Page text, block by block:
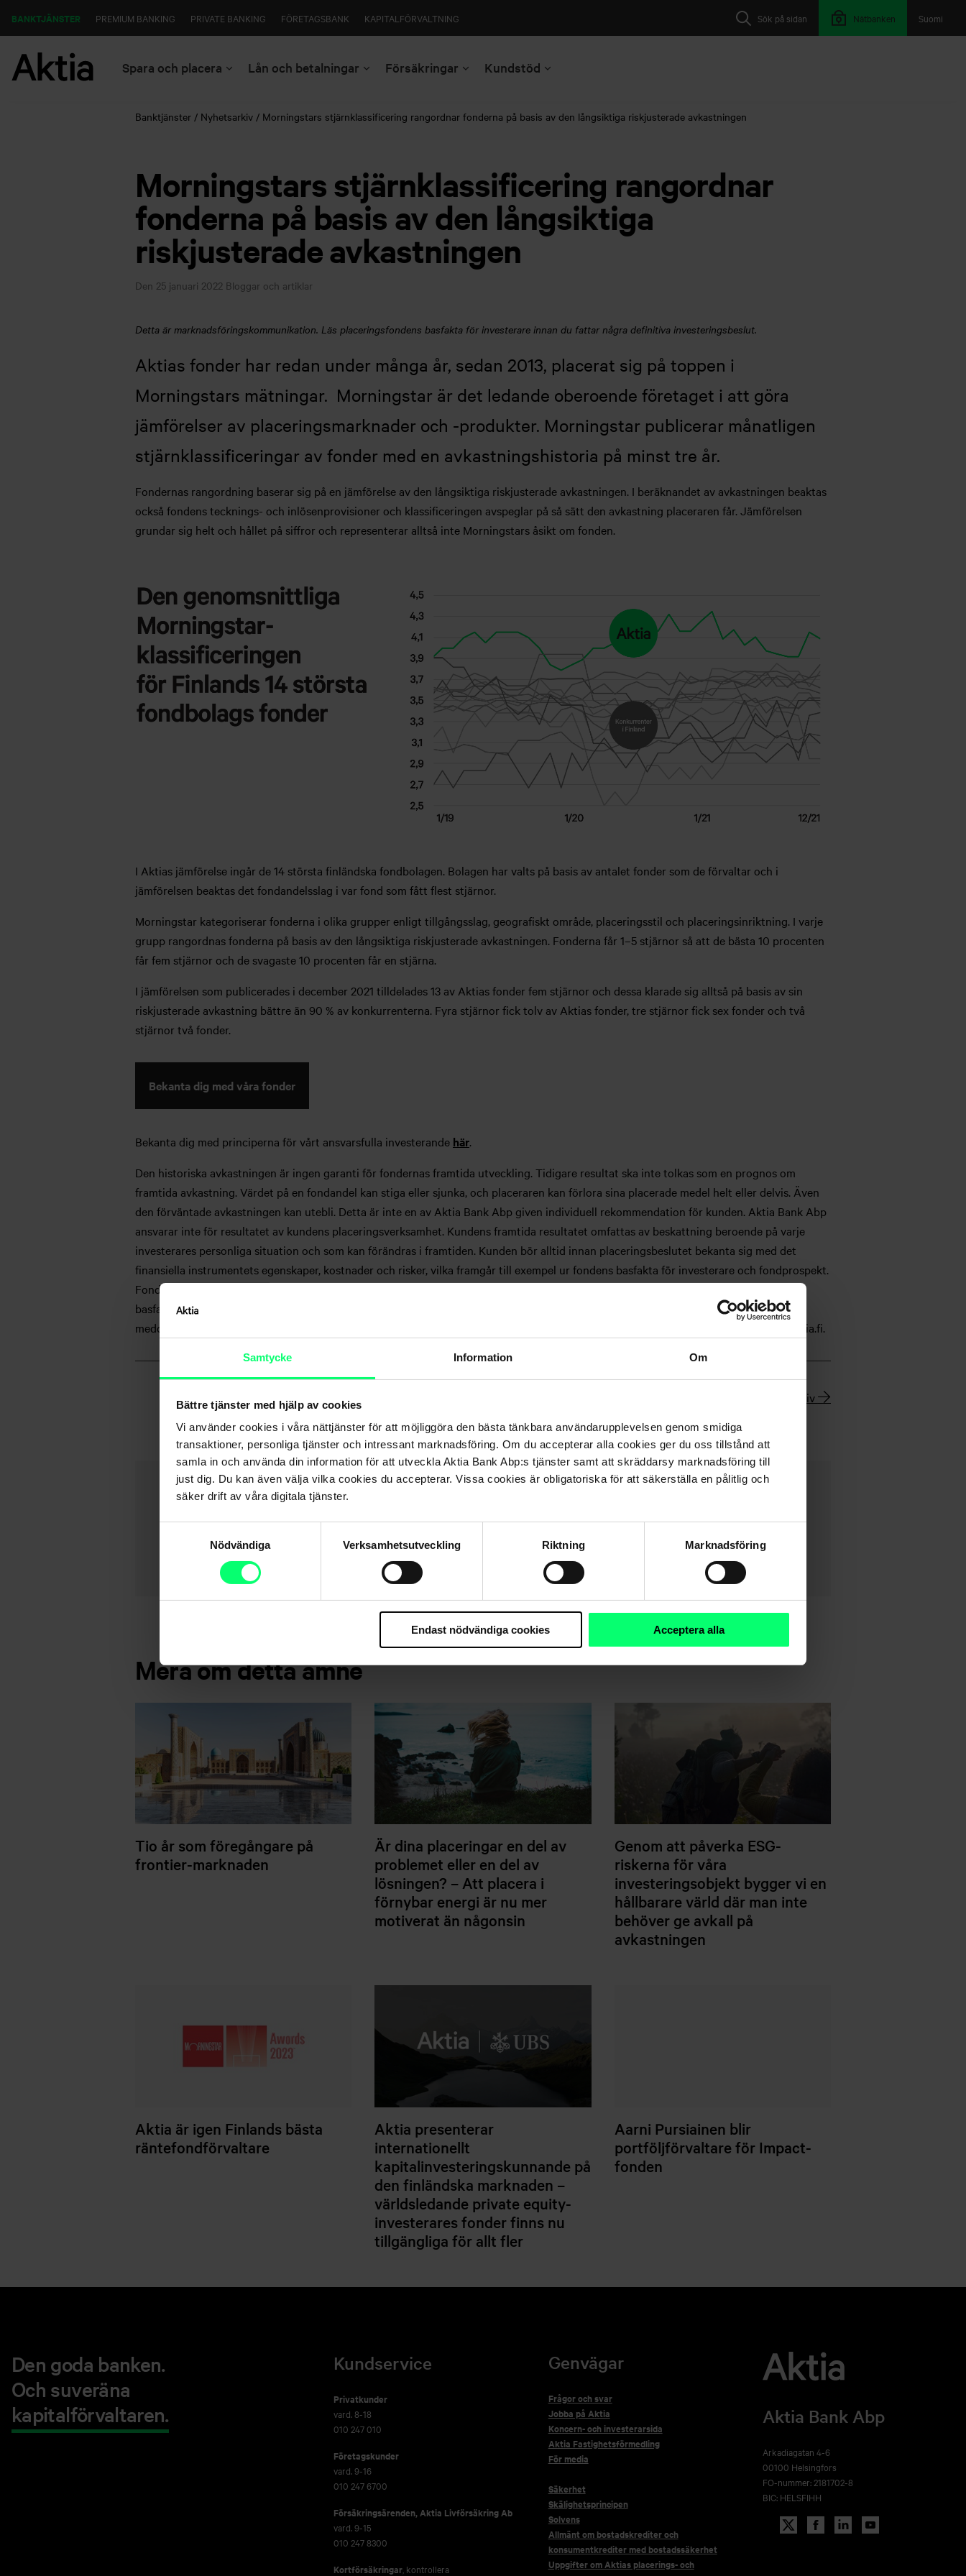
Samtycke Information Om
Bättre tjänster med hjälp av cookies
Vi använder cookies i våra nättjänster för att möjliggöra den bästa tänkbara användarupplevelsen genom smidiga
transaktioner, personliga tjänster och intressant marknadsföring. Om du accepterar alla cookies ger du oss tillstånd att
samla in och använda din information för att utveckla Aktia Bank Abp:s tjänster samt att skräddarsy marknadsföring till
just dig. Du kan även välja vilka cookies du accepterar. Vissa cookies är obligatoriska för att säkerställa en pålitlig och
säker drift av våra digitala tjänster.
Nödvändiga
Verksamhetsutveckling Riktning Marknadsföring
Endast nödvändiga cookies Acceptera alla
Suomi
Sök på sidan Nätbanken
BANKTJÄNSTER PREMIUM BANKING PRIVATE BANKING FÖRETAGSBANK KAPITALFÖRVALTNING
Spara och placera Lån och betalningar Försäkringar Kundstöd
Banktjänster Nyhetsarkiv Morningstars stjärnklassificering rangordnar fonderna på basis av den långsiktiga riskjusterade avkastningen
Morningstars stjärnklassificering rangordnar
fonderna på basis av den långsiktiga
riskjusterade avkastningen
Den 25 januari 2022 Bloggar och artiklar
Detta är marknadsföringskommunikation. Läs placeringsfondens basfakta för investerare innan du fattar några definitiva investeringsbeslut.
Aktias fonder har redan under många år, sedan 2013, placerat sig på toppen i
Morningstars mätningar. Morningstar är det ledande oberoende företaget i att göra
jämförelser av placeringsmarknader och -produkter. Morningstar publicerar månatligen
stjärnklassificeringar av fonder med en avkastningshistoria på minst tre år.
Fondernas rangordning baserar sig på en jämförelse av den långsiktiga riskjusterade avkastningen. I beräknandet av avkastningen beaktas
också fondens tecknings- och inlösenprovisioner och klassificeringen avspeglar på så sätt den avkastning placeraren får. Jämförelsen
grundar sig helt och hållet på siffror och representerar alltså inte Morningstars åsikt om fonden.
I Aktias jämförelse ingår de 14 största finländska fondbolagen. Bolagen har valts på basis av antalet fonder som de förvaltar och i
jämförelsen beaktas det fondandelsslag i var fond som fått flest stjärnor.
Morningstar kategoriserar fonderna i olika grupper enligt tillgångsslag, geografiskt område, placeringsstil och placeringsinriktning. I varje
grupp rangordnas fonderna på basis av den långsiktiga riskjusterade avkastningen. Fonderna får 1–5 stjärnor så att de bästa 10 procenten
får fem stjärnor och de svagaste 10 procenten får en stjärna.
I jämförelsen som publicerades i december 2021 tilldelades 13 av Aktias fonder fem stjärnor och dessa klarade sig alltså på basis av sin
riskjusterade avkastning bättre än 90 % av konkurrenterna. Fyra stjärnor fick tolv av Aktias fonder, tre stjärnor fick sex fonder och två
stjärnor två fonder.
Bekanta dig med våra fonder
Bekanta dig med principerna för vårt ansvarsfulla investerande här.
Den historiska avkastningen är ingen garanti för fondernas framtida utveckling. Tidigare resultat ska inte tolkas som en prognos om
framtida avkastning. Värdet på en fondandel kan stiga eller sjunka, och placeraren kan förlora sina placerade medel helt eller delvis. Även
den förväntade avkastningen kan utebli. Detta är inte en av Aktia Bank Abp given individuell rekommendation för kunden. Aktia Bank Abp
ansvarar inte för resultatet av kundens placeringsverksamhet. Kundens framtida resultatet omfattas av beskattning beroende på varje
investerares personliga situation och som kan förändras i framtiden. Kunden bör alltid innan placeringsbeslutet bekanta sig med det
finansiella instrumentets egenskaper, kostnader och risker, vilka framgår till exempel ur fondens basfakta för investerare och fondprospekt.
Fonderna förvaltas av Aktia Fondbolag Ab. Aktia Bank Abp fungerar som ombud för Aktia Fondbolag Ab. Stadgarna, fondprospekten,
basfakta för investerare och övriga officiella dokument för fonder vilka förvaltas av Aktia Fondbolag Ab samt Aktia Bank Abp:s
meddelande till investerare finns tillgängliga utan avgift på svenska och finska på Aktias verksamhetsställen eller på adressen www.aktia.fi.
Nyhetsarkiv
Mera om detta ämne
Tio år som föregångare på
frontier-marknaden
Är dina placeringar en del av
problemet eller en del av
lösningen? – Att placera i
förnybar energi är nu mer
motiverat än någonsin
Genom att påverka ESG-
riskerna för våra
investeringsobjekt bygger vi en
hållbarare värld där man inte
behöver ge avkall på
avkastningen
Aktia är igen Finlands bästa
räntefondförvaltare
Aktia presenterar
internationellt
kapitalinvesteringskunnande på
den finländska marknaden –
världsledande private equity-
investerares fonder finns nu
tillgängliga för allt fler
Aarni Pursiainen blir
portföljförvaltare för Impact-
fonden
Den goda banken.
Och suveräna
kapitalförvaltaren.
Kundservice
Privatkunder
vard. 8-18
010 247 010
Företagskunder
vard. 9-16
010 247 6700
Försäkringsärenden,Aktia Livförsäkring Ab
vard. 9-15
010 247 8300
Kortförsäkringar, kontrollera
Genvägar
Frågor och svar
Jobba på Aktia
Koncern- och investerarsida
Aktia Fastighetsförmedling
För media
Säkerhet
Skälighetsprincipen
Solvens
Allmänt om bostadskrediter och
konsumentkrediter med bostadssäkerhet
Uppgifter om Aktias placerings- och
Aktia Bank Abp
Arkadiagatan 4-6
00100 Helsingfors
FO-nummer: 2181702-8
BIC: HELSFIHH